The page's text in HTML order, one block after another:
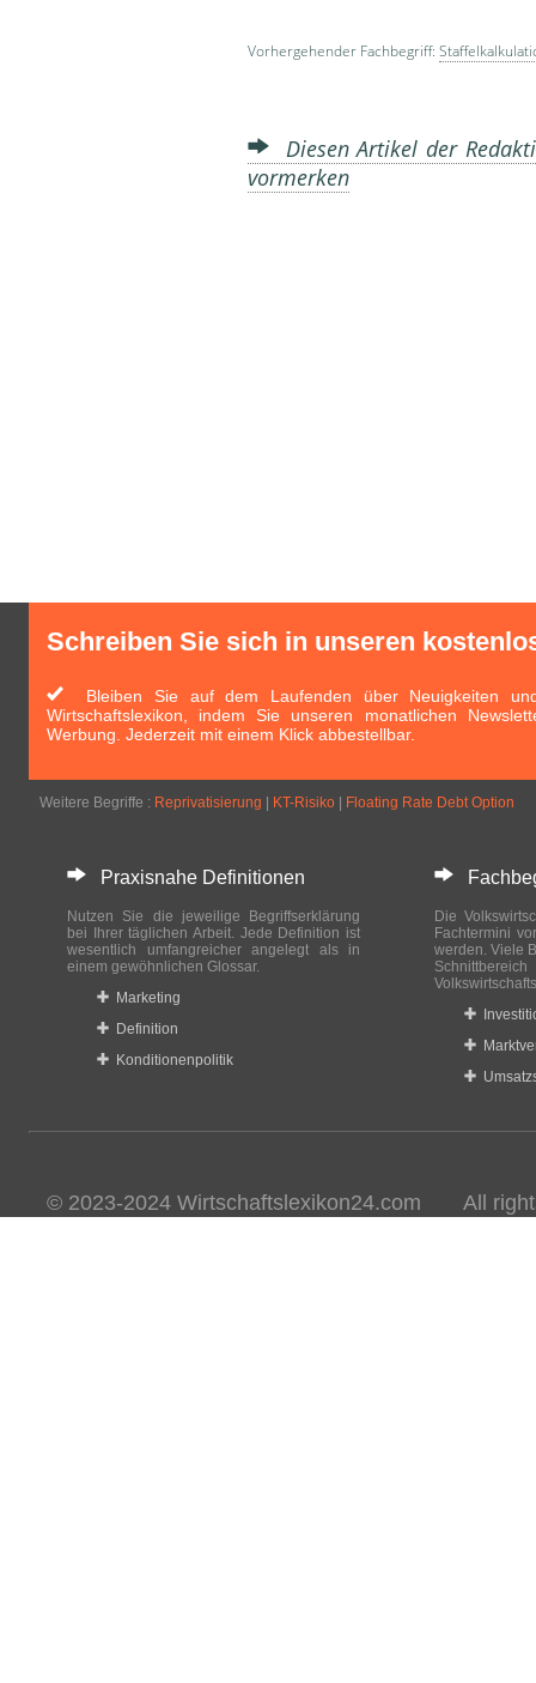
Vorhergehender Fachbegriff:
Diesen Artikel der
vormerken
Schreiben Sie sich in unseren
Bleiben Sie auf dem Laufenden über Neuigkeiten
Wirtschaftslexikon, indem Sie unseren monatlichen
Werbung. Jederzeit mit einem Klick abbestellbar.
Weitere Begriffe : Reprivatisierung KT-Risiko Floating Rate Debt Option
Praxisnahe Definitionen
Nutzen Sie die jeweilige Begriffserklärung
bei Ihrer täglichen Arbeit. Jede Definition ist
wesentlich umfangreicher angelegt als in
einem gewöhnlichen Glossar.
Marketing
Definition
Konditionenpolitik
Die
Fachtermini
werden. Viele
© 2023-2024 Wirtschaftslexikon24.com All